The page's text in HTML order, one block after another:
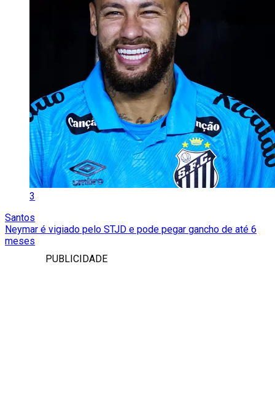
3
Santos
Neymar é vigiado pelo STJD e pode pegar gancho de até 6
meses
PUBLICIDADE